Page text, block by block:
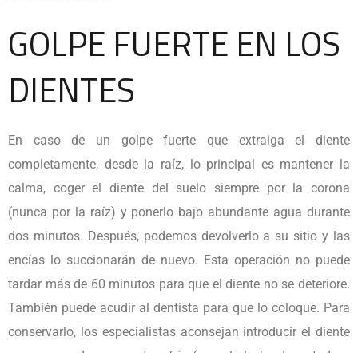
GOLPE FUERTE EN LOS
DIENTES
En caso de un golpe fuerte que extraiga el diente
completamente, desde la raíz, lo principal es mantener la
calma, coger el diente del suelo siempre por la corona
(nunca por la raíz) y ponerlo bajo abundante agua durante
dos minutos. Después, podemos devolverlo a su sitio y las
encías lo succionarán de nuevo. Esta operación no puede
tardar más de 60 minutos para que el diente no se deteriore.
También puede acudir al dentista para que lo coloque. Para
conservarlo, los especialistas aconsejan introducir el diente